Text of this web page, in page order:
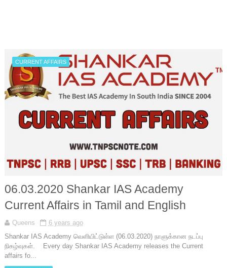
CURRENT AFFAIRS
06.03.2020 Shankar IAS Academy
Current Affairs in Tamil and English
Queens
6 years ago
Shankar IAS Academy வெளியிட்டுள்ள (06.03.2020) நாளுக்கான நடப்பு
நிகழ்வுகள். Every day Shankar IAS Academy releases the Current
affairs fo...